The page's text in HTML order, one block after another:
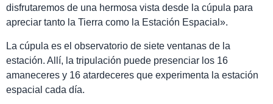
disfrutaremos de una hermosa vista desde la cúpula para
apreciar tanto la Tierra como la Estación Espacial».
La cúpula es el observatorio de siete ventanas de la
estación. Allí, la tripulación puede presenciar los 16
amaneceres y 16 atardeceres que experimenta la estación
espacial cada día.